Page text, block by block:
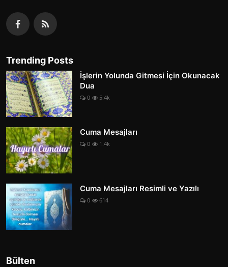
Trending Posts
İşlerin Yolunda Gitmesi İçin Okunacak
Dua
0 5.4k
Cuma Mesajları
0 1.4k
Cuma Mesajları Resimli ve Yazılı
0 614
Bülten